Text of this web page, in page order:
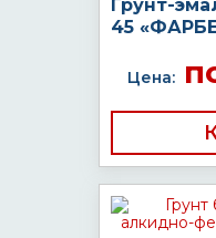
Грунт-
45
Цена: